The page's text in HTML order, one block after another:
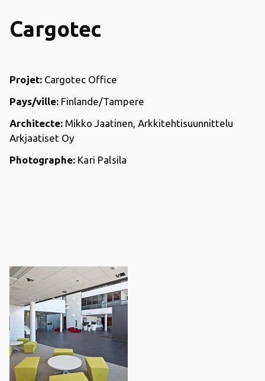
Cargotec
Projet: Cargotec Office
Pays/ville: Finlande/Tampere
Architecte: Mikko Jaatinen, Arkkitehtisuunnittelu
Arkjaatiset Oy
Photographe: Kari Palsila